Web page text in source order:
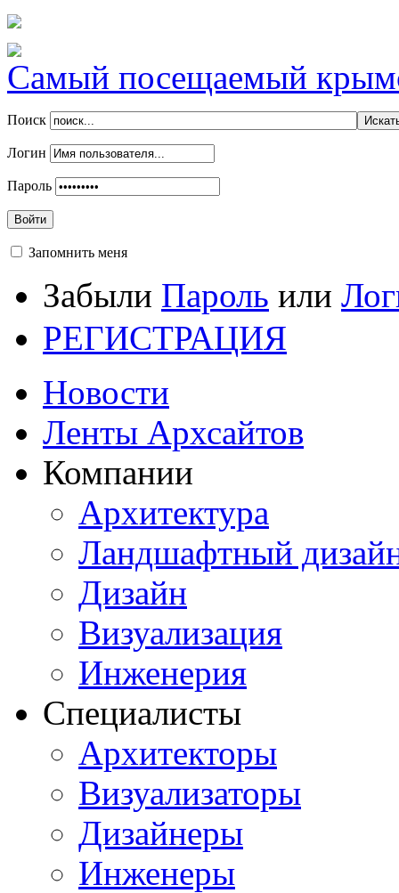
Самый посещаемый
Поиск
Логин
Пароль
Войти
Запомнить меня
Забыли Пароль или
РЕГИСТРАЦИЯ
Новости
Ленты Архсайтов
Компании
Архитектура
Ландшафтный
Дизайн
Визуализация
Инженерия
Специалисты
Архитекторы
Визуализаторы
Дизайнеры
Инженеры